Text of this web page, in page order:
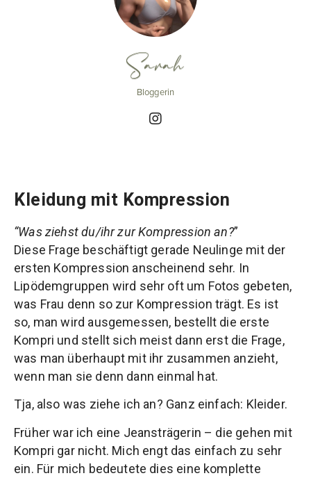
Sarah
Bloggerin
Kleidung mit Kompression
“Was ziehst du/ihr zur Kompression an?”
Diese Frage beschäftigt gerade Neulinge mit der
ersten Kompression anscheinend sehr. In
Lipödemgruppen wird sehr oft um Fotos gebeten,
was Frau denn so zur Kompression trägt. Es ist
so, man wird ausgemessen, bestellt die erste
Kompri und stellt sich meist dann erst die Frage,
was man überhaupt mit ihr zusammen anzieht,
wenn man sie denn dann einmal hat.
Tja, also was ziehe ich an? Ganz einfach: Kleider.
Früher war ich eine Jeansträgerin – die gehen mit
Kompri gar nicht. Mich engt das einfach zu sehr
ein. Für mich bedeutete dies eine komplette